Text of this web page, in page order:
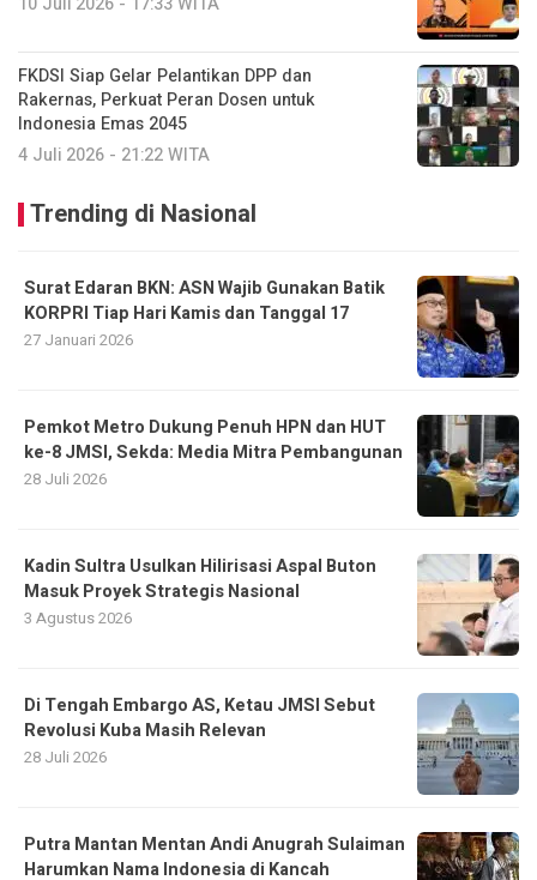
FKDSI Siap Gelar Pelantikan DPP dan
Rakernas, Perkuat Peran Dosen untuk
Indonesia Emas 2045
4 Juli 2026 - 21:22 WITA
Trending di Nasional
Surat Edaran BKN: ASN Wajib Gunakan Batik
KORPRI Tiap Hari Kamis dan Tanggal 17
27 Januari 2026
Pemkot Metro Dukung Penuh HPN dan HUT
ke-8 JMSI, Sekda: Media Mitra Pembangunan
28 Juli 2026
Kadin Sultra Usulkan Hilirisasi Aspal Buton
Masuk Proyek Strategis Nasional
3 Agustus 2026
Di Tengah Embargo AS, Ketau JMSI Sebut
Revolusi Kuba Masih Relevan
28 Juli 2026
Putra Mantan Mentan Andi Anugrah Sulaiman
Harumkan Nama Indonesia di Kancah